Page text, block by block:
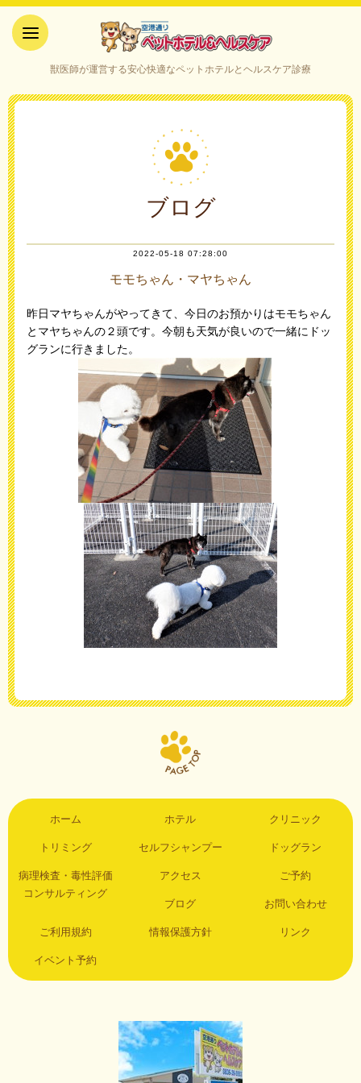
ケア｜山口県宇部市
獣医師が運営する安心快適なペットホテルとヘルスケア診療
ブログ
2022-05-18 07:28:00
モモちゃん・マヤちゃん
昨日マヤちゃんがやってきて、今日のお預かりはモモちゃん
とマヤちゃんの２頭です。今朝も天気が良いので一緒にドッ
グランに行きました。
ホーム ホテル クリニック
トリミング セルフシャンプー ドッグラン
病理検査・毒性評価
コンサルティング
アクセス ご予約
ブログ お問い合わせ
ご利用規約 情報保護方針 リンク
イベント予約